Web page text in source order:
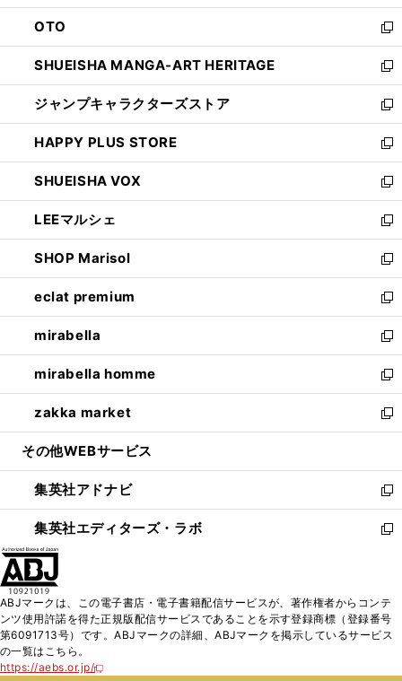
ウ
で
開
く
ン
ド
ウ
で
開
く
OTO
新
し
い
ウ
ィ
ン
ド
ウ
で
開
く
SHUEISHA MANGA-ART HERITAGE
新
し
い
ウ
ィ
ン
ド
ウ
で
開
く
ジャンプキャラクターズストア
新
し
い
ウ
ィ
ン
ド
ウ
で
開
く
HAPPY PLUS STORE
新
し
い
ウ
ィ
ン
ド
ウ
で
開
く
SHUEISHA VOX
新
し
い
ウ
ィ
ン
ド
ウ
で
開
く
LEEマルシェ
新
し
い
ウ
ィ
ン
ド
ウ
で
開
く
SHOP Marisol
新
し
い
ウ
ィ
ン
ド
ウ
で
開
eclat premium
新
し
い
ウ
ィ
ン
ド
ウ
開
く
mirabella
新
し
い
ウ
ィ
ン
ウ
で
開
く
mirabella homme
新
し
い
ウ
ン
ド
ウ
で
zakka market
新
し
ウ
ィ
ン
ド
く
その他WEBサービス
集英社アドナビ
新
し
い
ド
ウ
で
集英社エディターズ・ラボ
新
ィ
ン
ABJマークは、この電子書店・電子書籍配信サービスが、著作権者からコンテ
ンツ使用許諾を得た正規版配信サービスであることを示す登録商標（登録番号
第6091713号）です。ABJマークの詳細、ABJマークを掲示しているサービス
の一覧はこちら。
https://aebs.or.jp/
新